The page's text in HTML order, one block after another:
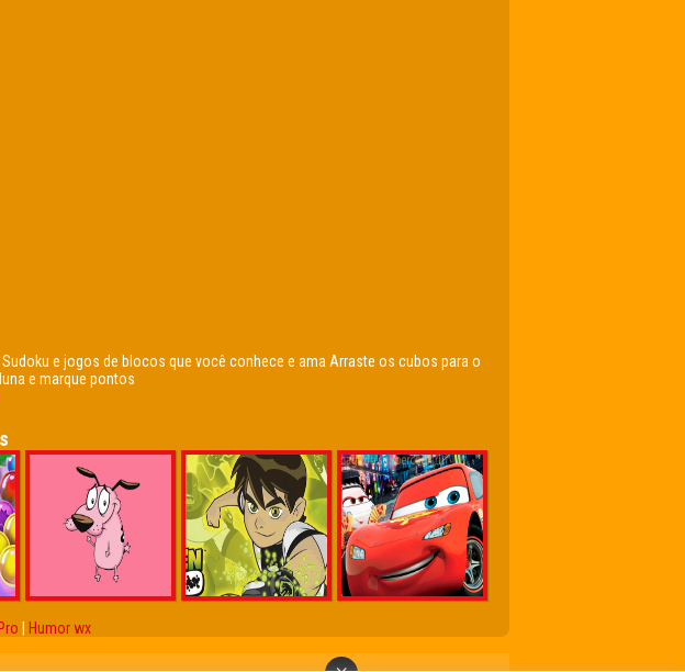
e jogos de blocos que você conhece e ama Arraste os cubos para o
e marque pontos
Humor wx